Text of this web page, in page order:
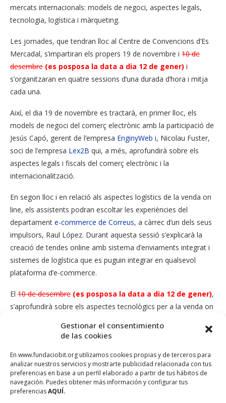
Gestionar el consentimiento
de las cookies
En www.fundaciobit.org utilizamos cookies propias y de terceros para
analizar nuestros servicios y mostrarte publicidad relacionada con tus
preferencias en base a un perfil elaborado a partir de tus hábitos de
navegación. Puedes obtener más información y configurar tus
preferenciasAQUÍ.
mercats internacionals: models de negoci, aspectes legals,
tecnologia, logística i màrqueting.
Les jornades, que tendran lloc al Centre de Convencions d’Es
Mercadal, s’impartiran els propers 19 de novembre i 10 de
desembre (es posposa la data a dia 12 de gener) i
s’organitzaran en quatre sessions d’una durada d’hora i mitja
cada una.
Així, el dia 19 de novembre es tractarà, en primer lloc, els
models de negoci del comerç electrònic amb la participació de
Jesús Capó, gerent de l’empresa EnginyWeb i, Nicolau Fuster,
soci de l’empresa Lex2B qui, a més, aprofundirà sobre els
aspectes legals i fiscals del comerç electrònic i la
internacionalització.
En segon lloc i en relació als aspectes logístics de la venda on
line, els assistents podran escoltar les experiències del
departament e-commerce de Correus, a càrrec d’un dels seus
impulsors, Raul López. Durant aquesta sessió s’explicarà la
creació de tendes online amb sistema d’enviaments integrat i
sistemes de logística que es puguin integrar en qualsevol
plataforma d’e-commerce.
El 10 de desembre (es posposa la data a dia 12 de gener),
s’aprofundirà sobre els aspectes tecnològics per a la venda on
donarà unes pautes sobre com triar la tecnologia més adient
funcionament d’un TPV Virtual per tal de preparar-se per
cobrar a l’àmbit internacional.
La quarta i darrera sessió repassarà les estratègies de